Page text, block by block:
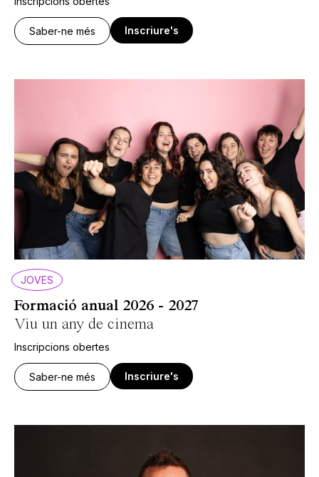
Saber-ne més Inscriure's
JOVES
Formació anual 2026 - 2027
Viu un any de cinema
Inscripcions obertes
Saber-ne més Inscriure's